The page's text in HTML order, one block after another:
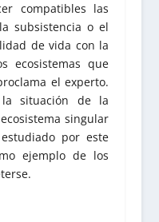
compatibles las
subsistencia o el
de vida con la
ecosistemas que
el experto.
situación de la
singular
por este
ejemplo de los